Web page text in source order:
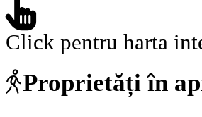
Click pentru harta
Proprietăți în